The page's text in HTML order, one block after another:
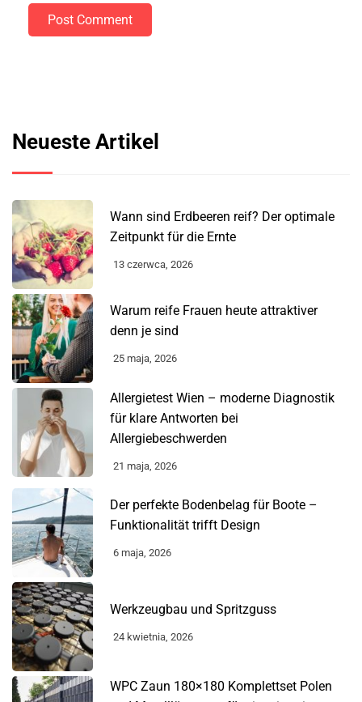
Neueste Artikel
Wann sind Erdbeeren reif? Der optimale
Zeitpunkt für die Ernte
13 czerwca, 2026
Warum reife Frauen heute attraktiver
denn je sind
25 maja, 2026
Allergietest Wien – moderne Diagnostik
für klare Antworten bei
Allergiebeschwerden
21 maja, 2026
Der perfekte Bodenbelag für Boote –
Funktionalität trifft Design
6 maja, 2026
Werkzeugbau und Spritzguss
24 kwietnia, 2026
WPC Zaun 180×180 Komplettset Polen
Post Comment